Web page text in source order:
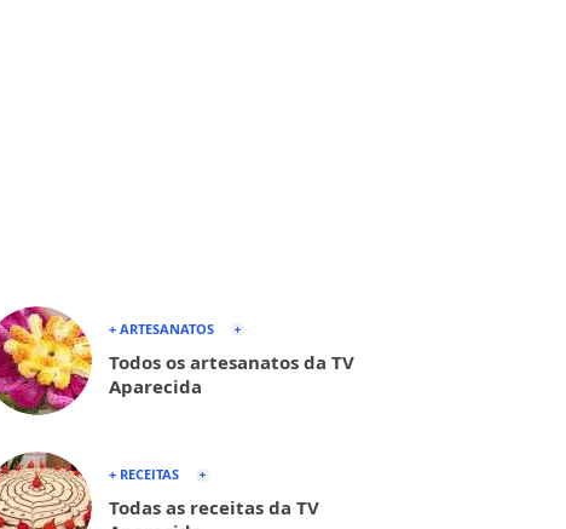
+ ARTESANATOS
Todos os artesanatos da TV
Aparecida
+ RECEITAS
Todas as receitas da TV